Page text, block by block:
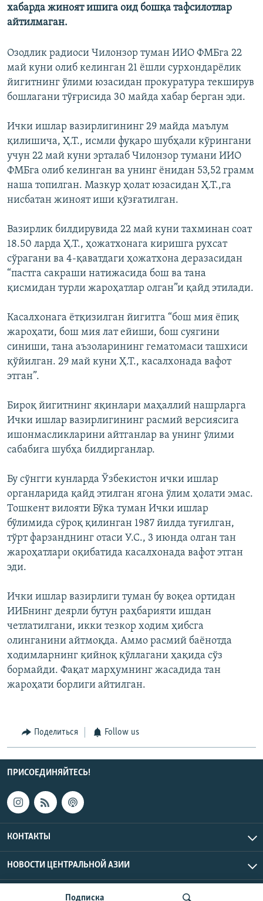
Подписка
хабарда жиноят ишига оид бошқа тафсилотлар
айтилмаган.
Озодлик радиоси Чилонзор туман ИИО ФМБга 22
май куни олиб келинган 21 ёшли сурхондарёлик
йигитнинг ўлими юзасидан прокуратура текширув
бошлагани тўғрисида 30 майда хабар берган эди.
Ички ишлар вазирлигининг 29 майда маълум
қилишича, Ҳ.Т., исмли фуқаро шубҳали кўрингани
учун 22 май куни эрталаб Чилонзор тумани ИИО
ФМБга олиб келинган ва унинг ёнидан 53,52 грамм
наша топилган. Мазкур ҳолат юзасидан Ҳ.Т.,га
нисбатан жиноят иши қўзғатилган.
Вазирлик билдирувида 22 май куни тахминан соат
18.50 ларда Ҳ.Т., ҳожатхонага киришга рухсат
сўрагани ва 4-қаватдаги ҳожатхона деразасидан
“пастга сакраши натижасида бош ва тана
қисмидан турли жароҳатлар олган”и қайд этилади.
Касалхонага ётқизилган йигитга “бош мия ёпиқ
жароҳати, бош мия лат ейиши, бош суягини
синиши, тана аъзоларининг гематомаси ташхиси
қўйилган. 29 май куни Ҳ.Т., касалхонада вафот
этган”.
Бироқ йигитнинг яқинлари маҳаллий нашрларга
Ички ишлар вазирлигининг расмий версиясига
ишонмасликларини айтганлар ва унинг ўлими
сабабига шубҳа билдирганлар.
Бу сўнгги кунларда Ўзбекистон ички ишлар
органларида қайд этилган ягона ўлим ҳолати эмас.
Тошкент вилояти Бўка туман Ички ишлар
бўлимида сўроқ қилинган 1987 йилда туғилган,
тўрт фарзанднинг отаси У.С., 3 июнда олган тан
жароҳатлари оқибатида касалхонада вафот этган
эди.
Ички ишлар вазирлиги туман бу воқеа ортидан
ИИБнинг деярли бутун раҳбарияти ишдан
четлатилгани, икки тезкор ходим ҳибсга
олинганини айтмоқда. Аммо расмий баёнотда
ходимларнинг қийноқ қўллагани ҳақида сўз
бормайди. Фақат марҳумнинг жасадида тан
жароҳати борлиги айтилган.
Поделиться Follow us
ПРИСОЕДИНЯЙТЕСЬ!
КОНТАКТЫ
НОВОСТИ ЦЕНТРАЛЬНОЙ АЗИИ
CENTRAL ASIAN © 2026 RFE/RL, Inc. | Все права защищены.